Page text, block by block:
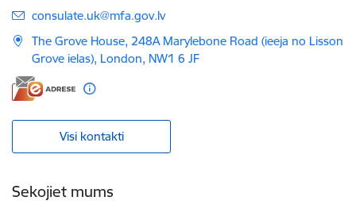
E-pasts:
consulate.uk@mfa.gov.lv
The Grove House, 248A Marylebone Road (ieeja no Lisson
Grove ielas), London, NW1 6 JF
Visi kontakti
Sekojiet mums